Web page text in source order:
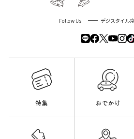
Follow Us デジスタイル
特集 おでかけ